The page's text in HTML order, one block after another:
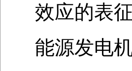
效应的表
能源发电